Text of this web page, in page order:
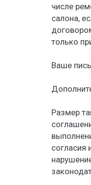
числе
салона,
только
Ваше
Размер
согласия